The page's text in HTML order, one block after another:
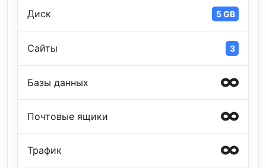
Диск 5 GB
Сайты 3
Базы данных
Почтовые ящики
Трафик